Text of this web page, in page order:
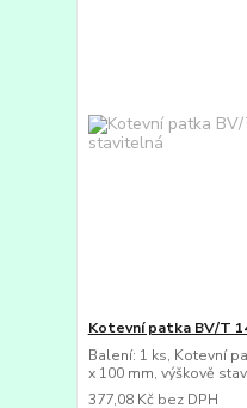
Kotevní patka BV/T
Balení: 1 ks, Kotevní
x 100 mm, výškově
377,08 Kč bez DPH